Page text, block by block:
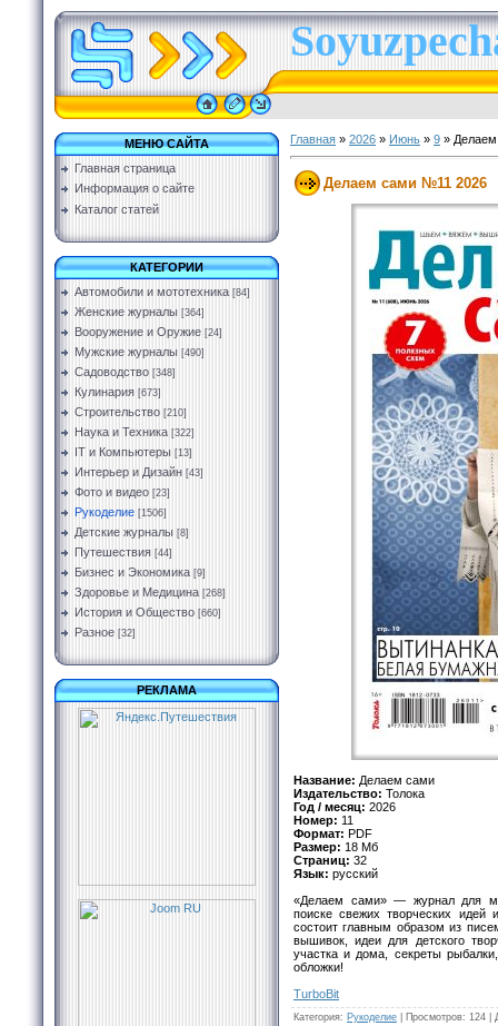
МЕНЮ САЙТА
Главная страница
Информация о сайте
Каталог статей
КАТЕГОРИИ
Автомобили и мототехника [84]
Женские журналы [364]
Вооружение и Оружие [24]
Мужские журналы [490]
Садоводство [348]
Кулинария [673]
Строительство [210]
Наука и Техника [322]
IT и Компьютеры [13]
Интерьер и Дизайн [43]
Фото и видео [23]
Рукоделие [1506]
Детские журналы [8]
Путешествия [44]
Бизнес и Экономика [9]
Здоровье и Медицина [268]
История и Общество [660]
Разное [32]
РЕКЛАМА
Главная » 2026 » Июнь » 9 »
Делаем сами №11 2026
Название: Делаем сами
Издательство: Толока
Год / месяц: 2026
Номер: 11
Формат: PDF
Размер: 18 Мб
Страниц: 32
Язык: русский
«Делаем сами» — журнал для
поиске свежих творческих
состоит главным образом из
вышивок, идеи для детского
участка и дома, секреты
обложки!
TurbоBit
Категория: Рукоделие Просмотров: 124